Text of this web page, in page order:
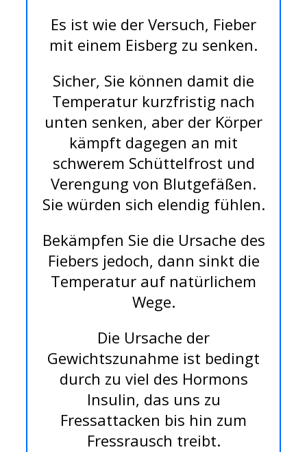
Es ist wie der Versuch, Fieber
mit einem Eisberg zu senken.
Sicher, Sie können damit die
Temperatur kurzfristig nach
unten senken, aber der Körper
kämpft dagegen an mit
schwerem Schüttelfrost und
Verengung von Blutgefäßen.
Sie würden sich elendig fühlen.
Bekämpfen Sie die Ursache des
Fiebers jedoch, dann sinkt die
Temperatur auf natürlichem
Wege.
Die Ursache der
Gewichtszunahme ist bedingt
durch zu viel des Hormons
Insulin, das uns zu
Fressattacken bis hin zum
Fressrausch treibt.